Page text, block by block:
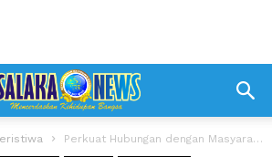
Perkuat Hubungan dengan Masyarakat, Polsek Cimanuk Kunjungi Tokoh Agama